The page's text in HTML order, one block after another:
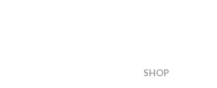
SHOP